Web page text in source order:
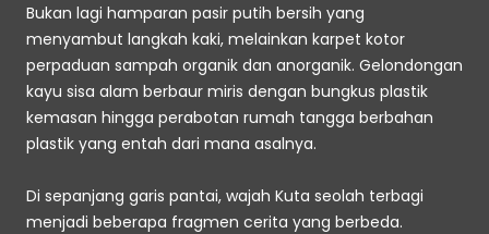
Bukan lagi hamparan pasir putih bersih yang
menyambut langkah kaki, melainkan karpet kotor
perpaduan sampah organik dan anorganik. Gelondongan
kayu sisa alam berbaur miris dengan bungkus plastik
kemasan hingga perabotan rumah tangga berbahan
plastik yang entah dari mana asalnya.
Di sepanjang garis pantai, wajah Kuta seolah terbagi
menjadi beberapa fragmen cerita yang berbeda.